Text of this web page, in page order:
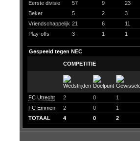
Eerste divisie
57 9 23
Beker
5 2 3
Vriendschappelijk 21 6 11
Play-offs
3 1 1
Gespeeld tegen NEC
COMPETITIE
FC Utrecht 2 0 1
FC Emmen
2 0 1
TOTAAL
4 0 2